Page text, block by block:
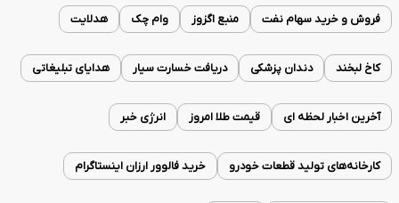
فروش و خرید سهام نفت منبع اگزوز وام چک هدلایت
کاخ لبخند دندان پزشکی دریافت خسارت سیار هدایای تبلیغاتی
آخرین اخبار لحظه ای قیمت طلا امروز انرژی خبر
کارخانه‌های تولید قطعات خودرو خرید فالوور ارزان اینستاگرام